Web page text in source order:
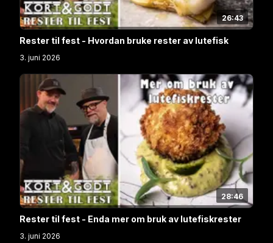
26:43
Rester til fest - Hvordan bruke rester av lutefisk
3. juni 2026
28:46
Rester til fest - Enda mer om bruk av lutefiskrester
3. juni 2026